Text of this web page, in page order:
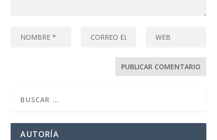
AUTORÍA